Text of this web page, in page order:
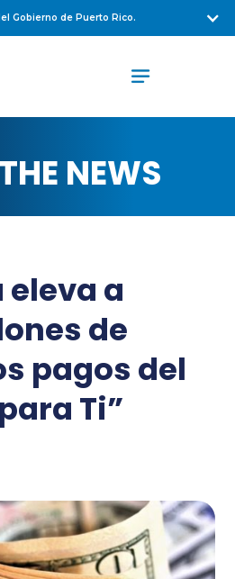
Gobierno de Puerto Rico.
NEWS
a
de
pagos del
Ti”